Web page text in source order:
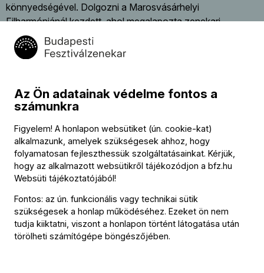
könnyedségével. Dolgozni a Marosvásárhelyi
Filharmóniánál kezdett, ahol megalapozta zenekari
tapasztalatát, és megismerkedett a zenekari irodalom
alapműveivel. Itt szólistaként is fellépett Mozart D-dúr
amely számos szóló feladattal is együtt járt. Ezzel egy
időben a Camerata Transilvanica kamarazenekar szekund
Fesztiválzenekarban. A zenekari munka mellett többször
szerepelt a Vasárnapi kamarazene sorozatban és
Kakaókoncerteken. 2001-ben a Pezsgőkoncertek
sorozatban Lukács Ervin vezényletével szólistaként lépett
Az Ön adatainak védelme fontos a
számunkra
Figyelem! A honlapon websütiket (ún. cookie-kat)
alkalmazunk, amelyek szükségesek ahhoz, hogy
folyamatosan fejleszthessük szolgáltatásainkat. Kérjük,
hogy az alkalmazott websütikről tájékozódjon a bfz.hu
Websüti tájékoztatójából!
Fontos: az ún. funkcionális vagy technikai sütik
szükségesek a honlap működéséhez. Ezeket ön nem
tudja kiiktatni, viszont a honlapon történt látogatása után
törölheti számítógépe böngészőjében.